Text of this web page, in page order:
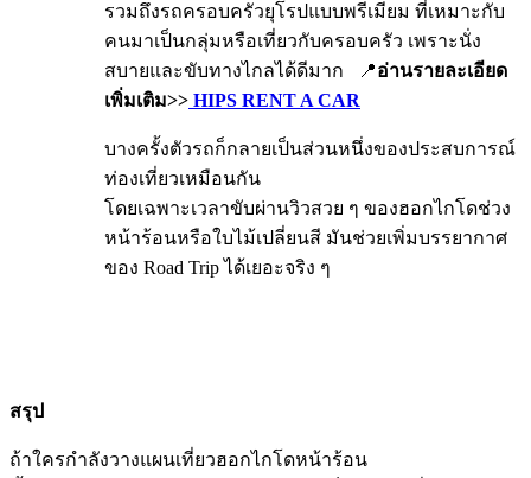
รวมถึงรถครอบครัวยุโรปแบบพรีเมียม ที่เหมาะกับ
คนมาเป็นกลุ่มหรือเที่ยวกับครอบครัว เพราะนั่ง
สบายและขับทางไกลได้ดีมาก 📍อ่านรายละเอียด
เพิ่มเติม>> HIPS RENT A CAR
บางครั้งตัวรถก็กลายเป็นส่วนหนึ่งของประสบการณ์
ท่องเที่ยวเหมือนกัน
โดยเฉพาะเวลาขับผ่านวิวสวย ๆ ของฮอกไกโดช่วง
หน้าร้อนหรือใบไม้เปลี่ยนสี มันช่วยเพิ่มบรรยากาศ
ของ Road Trip ได้เยอะจริง ๆ
สรุป
ถ้าใครกำลังวางแผนเที่ยวฮอกไกโดหน้าร้อน